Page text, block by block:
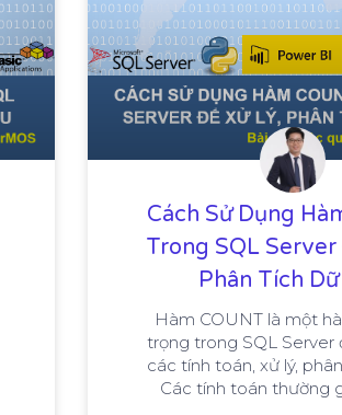
Cách Sử Dụng
Trong SQL Server
Phân Tích Dữ
Hàm COUNT là một
trọng trong SQL Server
các tính toán, xử lý,
Các tính toán thường